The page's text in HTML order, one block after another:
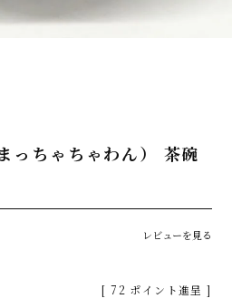
っちゃちゃわん） 茶碗
レビューを見る
[ 72 ポイント進呈 ]